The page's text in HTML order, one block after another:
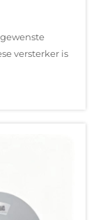
versterker is
saampersing